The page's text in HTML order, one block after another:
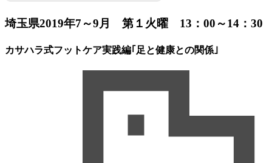
埼玉県2019年7～9月 第１火曜 13：00～14：30
カサハラ式フットケア実践編｢足と健康との関係｣